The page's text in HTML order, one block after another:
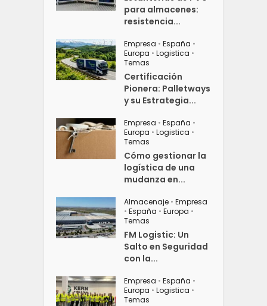
para almacenes:
resistencia...
Empresa • España •
Europa • Logistica •
Temas
Certificación
Pionera: Palletways
y su Estrategia...
Empresa • España •
Europa • Logistica •
Temas
Cómo gestionar la
logística de una
mudanza en...
Almacenaje • Empresa
• España • Europa •
Temas
FM Logistic: Un
Salto en Seguridad
con la...
Empresa • España •
Europa • Logistica •
Temas